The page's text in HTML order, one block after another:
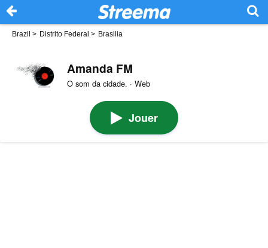
Brazil > Distrito Federal > Brasilia
Amanda FM
O som da cidade. · Web
Jouer